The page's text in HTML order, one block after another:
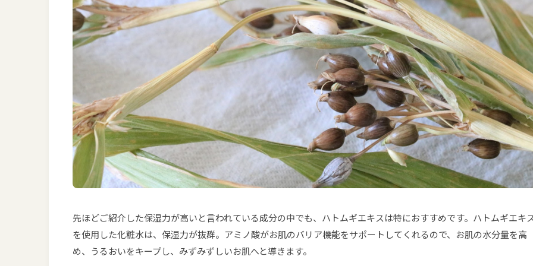
先ほどご紹介した保湿力が高いと言われている成分の中でも、ハトムギエキスは特におすすめです。ハトムギエキ
を使用した化粧水は、保湿力が抜群。アミノ酸がお肌のバリア機能をサポートしてくれるので、お肌の水分量を高
め、うるおいをキープし、みずみずしいお肌へと導きます。